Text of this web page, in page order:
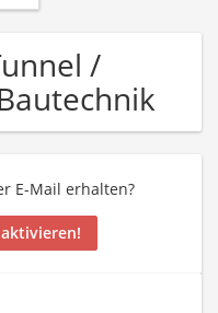
/
E-Mail erhalten?
aktivieren!